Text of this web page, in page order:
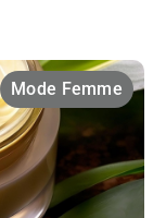
Mode Femme